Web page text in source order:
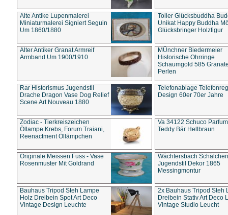
Alte Antike Lupenmalerei
Miniaturmalerei Signiert Seguin
Um 1860/1880
Toller Glücksbuddha
Unikat Happy Buddha
Glücksbringer Holzfigur
Alter Antiker Granat Armreif
Armband Um 1900/1910
MÜnchner Biedermeier
Historische Ohrringe
Schaumgold 585
Perlen
Rar Historismus Jugendstil
Drache Dragon Vase Dog Relief
Scene Art Nouveau 1880
Telefonablage
Design 60er 70er Jahre
Zodiac - Tierkreiszeichen
Öllampe Krebs, Forum Traiani,
Reenactment Öllämpchen
Va 34122 Schuco
Teddy Bär Hellbraun
Originale Meissen Fuss - Vase
Rosenmuster Mit Goldrand
Wächtersbach Schälchen
Jugendstil Dekor 1865
Messingmontur
Bauhaus Tripod Steh Lampe
Holz Dreibein Spot Art Deco
Vintage Design Leuchte
2x Bauhaus Tripod Steh
Dreibein Stativ Art Deco
Vintage Studio Leucht